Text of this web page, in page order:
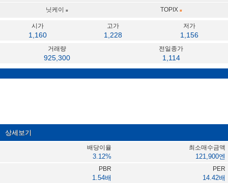
닛케이 ■ TOPIX ■
시가
1,160
고가
1,228
저가
1,156
거래량
925,300
전일종가
1,114
상세보기
배당이율
3.12%
최소매수금액
121,900엔
PBR
1.54배
PER
14.42배